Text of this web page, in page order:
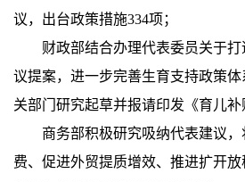
议，出台政策措施334项；
财政部结合办理代表委员关于
议提案，进一步完善生育支持政策
关部门研究起草并报请印发《育儿补
商务部积极研究吸纳代表建议
费、促进外贸提质增效、推进扩开